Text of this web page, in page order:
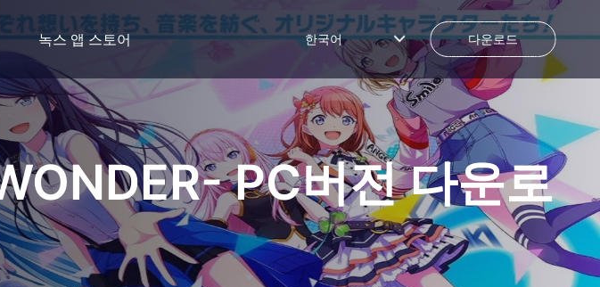
녹스 앱 스토어 한국어 다운로드
PC버전 다운로